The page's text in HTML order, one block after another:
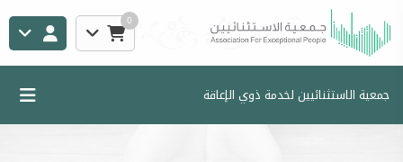
0
جمعية الاستثنائيين لخدمة ذوي الإعاقة